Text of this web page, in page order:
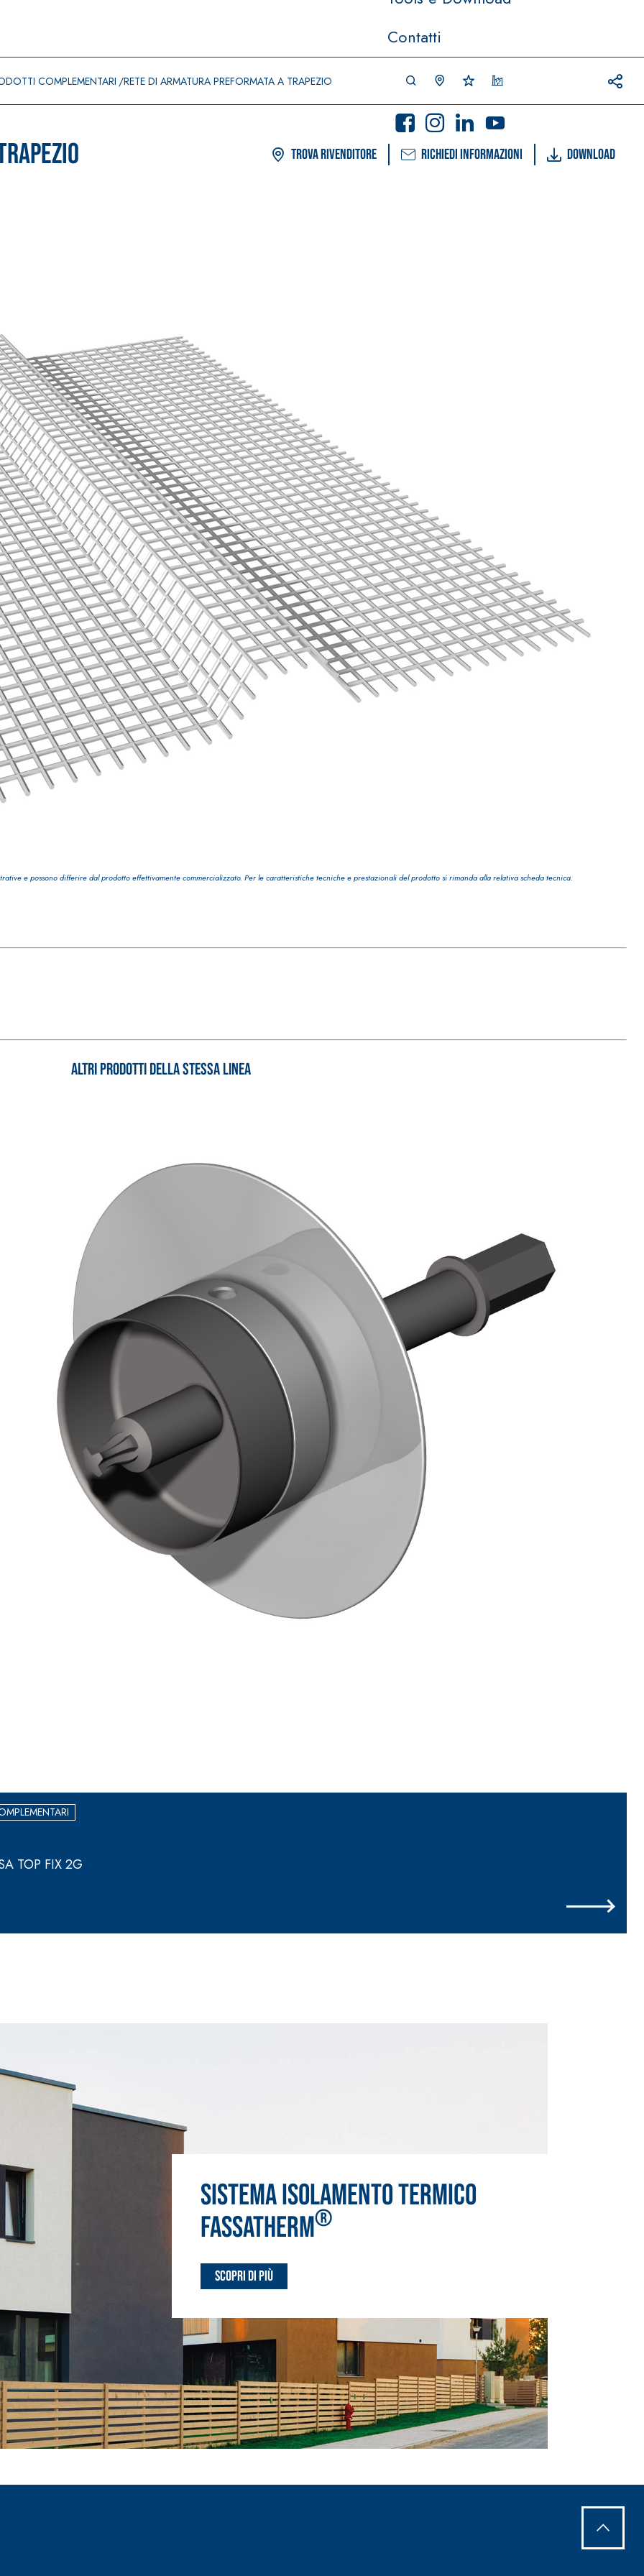
Contatti
COMPLEMENTARI RETE DI ARMATURA PREFORMATA A TRAPEZIO
Trova rivenditore Richiedi informazioni Download
e possono differire dal prodotto effettivamente commercializzato. Per le caratteristiche tecniche e prestazionali del prodotto si rimanda alla relativa scheda tecnica.
Altri prodotti della stessa linea
TOP FIX 2G
Sistema ISOLAMENTO TERMICO
FASSATHERM®
Scopri di più
polimero
Sistema FASSACOLOUR® PITTURE
SICURA G3
Idropittura decorativa ultra opaca ad elevata qualità per interni
GYPSOTECH®GypsoLIGNUM TIPO DEFH1IR
polimero-
riparazione,
Sistema POSA PAVIMENTI E RIVESTIMENTI FASSAFLOOR – FONDI DI POSA
FASSAFLOOR LA 8.30
Lisciatura autolivellante a base di anidrite e quarzo, ad alta conducibilità
termica per la realizzazione di massetti radianti a basso spessore in
ambienti interni.